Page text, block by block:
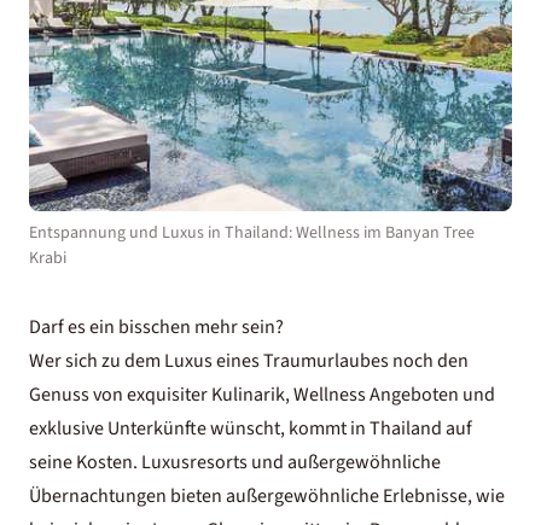
Entspannung und Luxus in Thailand: Wellness im Banyan Tree
Krabi
Darf es ein bisschen mehr sein?
Wer sich zu dem Luxus eines Traumurlaubes noch den
Genuss von exquisiter Kulinarik, Wellness Angeboten und
exklusive Unterkünfte wünscht, kommt in Thailand auf
seine Kosten. Luxusresorts und außergewöhnliche
Übernachtungen bieten außergewöhnliche Erlebnisse, wie